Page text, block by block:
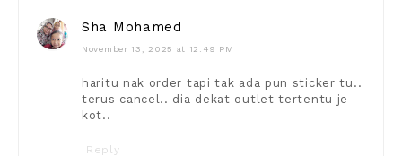
Sha Mohamed
November 13, 2025 at 12:49 PM
haritu nak order tapi tak ada pun sticker tu..
terus cancel.. dia dekat outlet tertentu je
kot..
Reply